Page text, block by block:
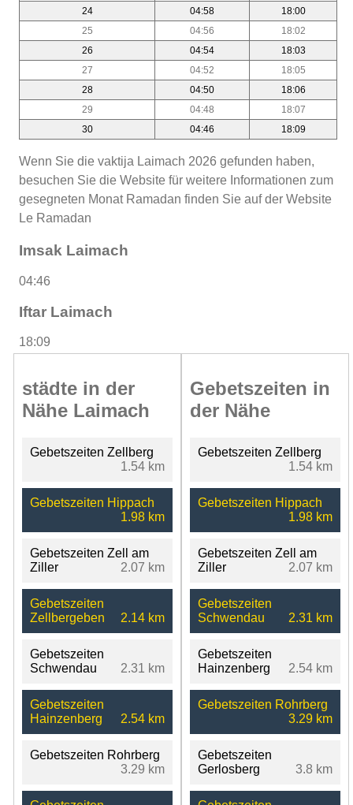
24
04:58
18:00
25
04:56
18:02
26
04:54
18:03
27
04:52
18:05
28
04:50
18:06
29
04:48
18:07
30
04:46 18:09
Wenn Sie die vaktija Laimach 2026 gefunden haben,
besuchen Sie die Website für weitere Informationen zum
gesegneten Monat Ramadan finden Sie auf der Website
Le Ramadan
Imsak Laimach
04:46
Iftar Laimach
18:09
städte in der
Nähe Laimach
Gebetszeiten Zellberg
1.54 km
Gebetszeiten Hippach
1.98 km
Gebetszeiten Zell am
Ziller
2.07 km
Gebetszeiten
Zellbergeben
2.14 km
Gebetszeiten
Schwendau
2.31 km
Gebetszeiten
Hainzenberg
2.54 km
Gebetszeiten Rohrberg
3.29 km
Gebetszeiten in
der Nähe
Gebetszeiten Zellberg
1.54 km
Gebetszeiten Hippach
1.98 km
Gebetszeiten Zell am
Ziller
2.07 km
Gebetszeiten
Schwendau
2.31 km
Gebetszeiten
Hainzenberg
2.54 km
Gebetszeiten Rohrberg
3.29 km
Gebetszeiten
Gerlosberg
3.8 km